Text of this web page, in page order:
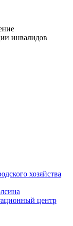
инвалидов
хозяйства
центр